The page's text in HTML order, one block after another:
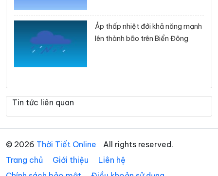
Áp thấp nhiệt đới khả năng mạnh
lên thành bão trên Biển Đông
Tin tức liên quan
© 2026 Thời Tiết Online
All rights reserved.
Trang chủ
Giới thiệu
Liên hệ